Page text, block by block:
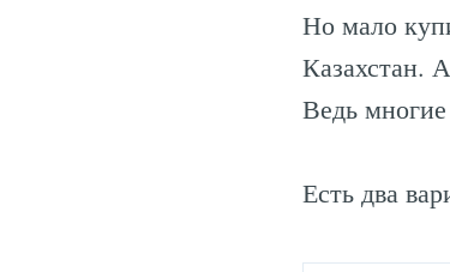
Но мало
Казахстан.
Ведь
Есть два